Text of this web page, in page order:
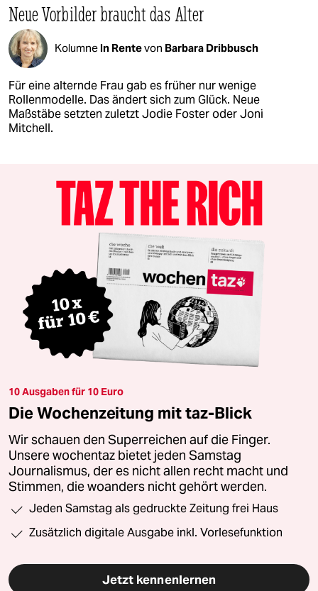
Neue Vorbilder braucht das Alter
Kolumne In Rentevon Barbara Dribbusch
Für eine alternde Frau gab es früher nur wenige
Rollenmodelle. Das ändert sich zum Glück. Neue
Maßstäbe setzten zuletzt Jodie Foster oder Joni
Mitchell.
10 Ausgaben für 10 Euro
Die Wochenzeitung mit taz-Blick
Wir schauen den Superreichen auf die Finger.
Unsere wochentaz bietet jeden Samstag
Journalismus, der es nicht allen recht macht und
Stimmen, die woanders nicht gehört werden.
Jeden Samstag als gedruckte Zeitung frei Haus
Zusätzlich digitale Ausgabe inkl. Vorlesefunktion
Jetzt kennenlernen